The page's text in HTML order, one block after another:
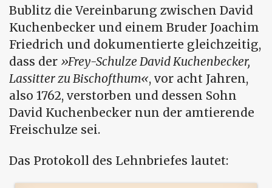
Bublitz die Vereinbarung zwischen David
Kuchenbecker und einem Bruder Joachim
Friedrich und dokumentierte gleichzeitig,
dass der
Frey-Schulze David Kuchenbecker,
Lassitter zu Bischofthum , vor acht Jahren,
also 1762, verstorben und dessen Sohn
David Kuchenbecker nun der amtierende
Freischulze sei.
Das Protokoll des Lehnbriefes lautet: